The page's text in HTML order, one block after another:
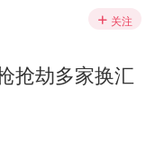
关注
抢劫多家换汇